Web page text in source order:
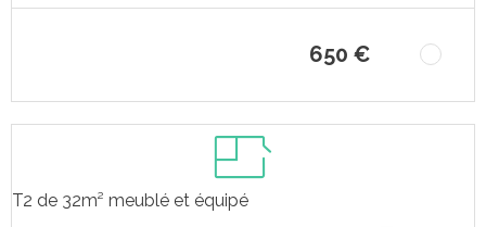
650 €
T2 de 32m² meublé et équipé